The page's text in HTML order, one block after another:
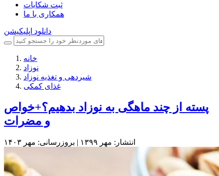
ثبت شکایات
همکاری با ما
دانلود اپلیکیشن
خانه
نوزاد
شیردهی و تغذیه نوزاد
غذای کمکی
پسته از چند ماهگی به نوزاد بدهیم؟+خواص
و مضرات
انتشار: مهر ۱۳۹۹ | بروزرسانی: مهر ۱۴۰۳